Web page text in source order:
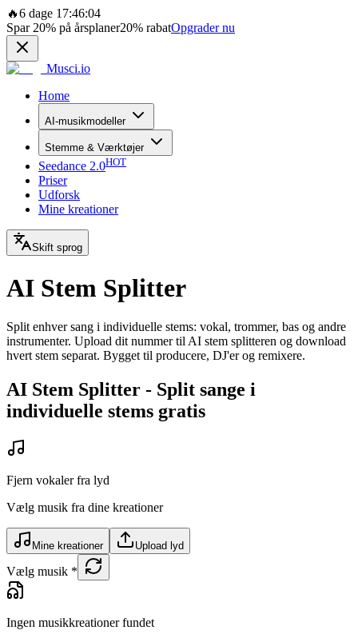
🔥6 dage 17:46:04
Spar 20% på årsplaner20% rabatOpgrader nu
Musci.io
Home
AI-musikmodeller
Stemme & Værktøjer
Seedance 2.0HOT
Priser
Udforsk
Mine kreationer
Skift sprog
AI Stem Splitter
Split enhver sang i individuelle stems: vokal, trommer, bas og andre
instrumenter. Upload dit nummer til AI stem splitteren og download
hvert stem separat. Bygget til producere, DJ'er og remixere.
AI Stem Splitter - Split sange i
individuelle stems gratis
Fjern vokaler fra lyd
Vælg musik fra dine kreationer
Mine kreationer Upload lyd
Vælg musik *
Ingen musikkreationer fundet